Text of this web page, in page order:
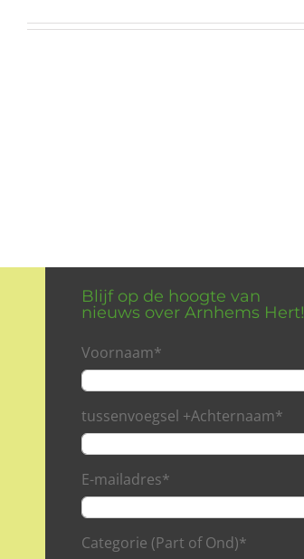
Blijf op de hoogte van
nieuws over Arnhems Hert!
Voornaam*
tussenvoegsel +Achternaam*
E-mailadres*
Categorie (Part of Ond)*